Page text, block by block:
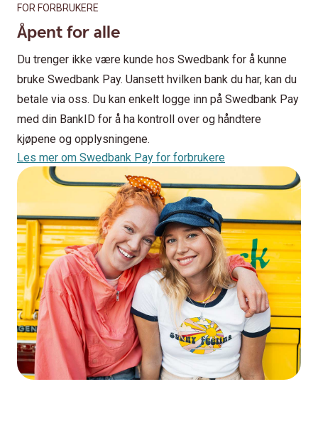
FOR FORBRUKERE
Åpent for alle
Du trenger ikke være kunde hos Swedbank for å kunne
bruke Swedbank Pay. Uansett hvilken bank du har, kan du
betale via oss. Du kan enkelt logge inn på Swedbank Pay
med din BankID for å ha kontroll over og håndtere
kjøpene og opplysningene.
Les mer om Swedbank Pay for forbrukere